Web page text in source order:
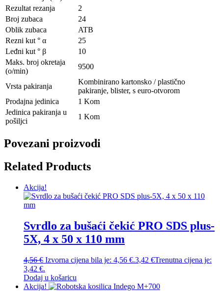
Rezultat rezanja
2
Broj zubaca
24
Oblik zubaca
ATB
Rezni kut ° α
25
Leđni kut ° β
10
Maks. broj okretaja
(o/min)
9500
Vrsta pakiranja
Kombinirano kartonsko / plastično
pakiranje, blister, s euro-otvorom
Prodajna jedinica
1 Kom
Jedinica pakiranja u
pošiljci
1 Kom
Povezani proizvodi
Related Products
Akcija!
Svrdlo za bušaći čekić PRO SDS plus-
5X, 4 x 50 x 110 mm
4,56€ Izvorna cijena bila je: 4,56 €.3,42 €Trenutna cijena je:
3,42 €.
Dodaj u košaricu
Akcija!